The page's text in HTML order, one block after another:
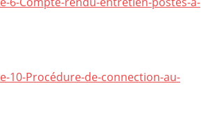
10-Procédure-de-connection-au-